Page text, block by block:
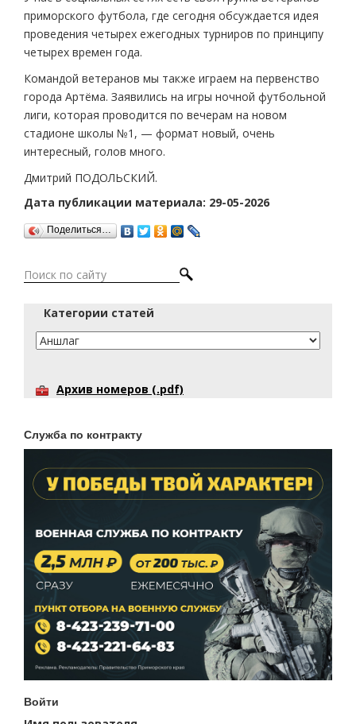
приморского футбола, где сегодня обсуждается идея
проведения четырех ежегодных турниров по принципу
четырех времен года.
Командой ветеранов мы также играем на первенство
города Артёма. Заявились на игры ночной футбольной
лиги, которая проводится по вечерам на новом
стадионе школы №1, — формат новый, очень
интересный, голов много.
Дмитрий ПОДОЛЬСКИЙ.
Дата публикации материала: 29-05-2026
Поделиться…
Категории статей
Архив номеров (.pdf)
Служба по контракту
Войти